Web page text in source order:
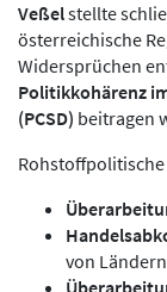
Veßelstellte
österreichische
Widersprüchen
Politikkohärenz
(PCSD) beitragen
von